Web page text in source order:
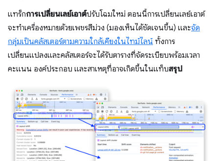
แทร็กการเปลี่ยนเลย์เอาต์ปรับโฉมใหม่ ตอนนี้การเปลี่ยนเลย์เอาต์
จะทำเครื่องหมายด้วยเพชรสีม่วง (มองเห็นได้ชัดเจนขึ้น) และจัด
กลุ่มเป็นคลัสเตอร์ตามความใกล้เคียงในไทม์ไลน์ ทั้งการ
เปลี่ยนแปลงและคลัสเตอร์จะได้รับตารางที่จัดระเบียบพร้อมเวลา
คะแนน องค์ประกอบ และสาเหตุที่อาจเกิดขึ้นในแท็บสรุป